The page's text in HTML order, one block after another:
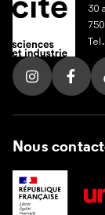
30
Suivez
Nous